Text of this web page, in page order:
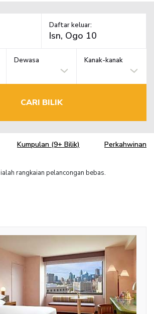
Daftar keluar:
Dewasa Kanak-kanak
CARI BILIK
Kumpulan (9+ Bilik) Perkahwinan
ialah rangkaian pelancongan bebas.